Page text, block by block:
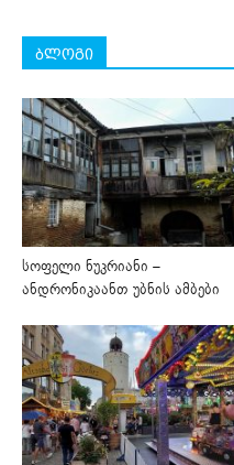
ბლოგი
სოფელი ნუკრიანი –
ანდრონიკაანთ უბნის ამბები